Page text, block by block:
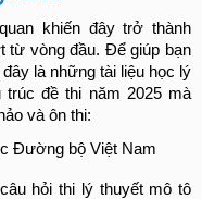
khiến đây trở thành
từ vòng đầu. Để giúp bạn
là những tài liệu học lý
trúc đề thi năm 2025 mà
và ôn thi:
Đường bộ Việt Nam
hỏi thi lý thuyết mô tô